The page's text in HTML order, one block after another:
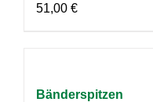
51,00 €
Bänderspitzen